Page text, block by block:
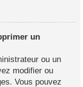
un
ou un
modifier ou
Vous pouvez